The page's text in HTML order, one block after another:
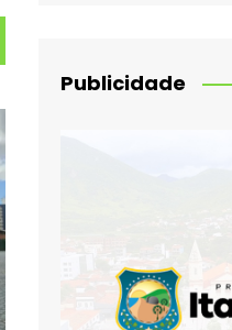
Publicidade